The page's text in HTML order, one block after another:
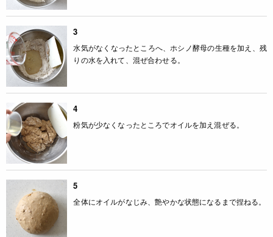
3
水気がなくなったところへ、ホシノ酵母の生種を加え、残
りの水を入れて、混ぜ合わせる。
4
粉気が少なくなったところでオイルを加え混ぜる。
5
全体にオイルがなじみ、艶やかな状態になるまで捏ねる。